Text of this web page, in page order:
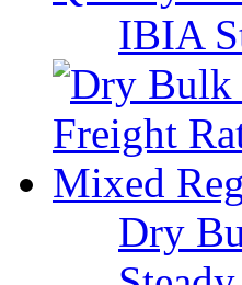
IBIA
Dry